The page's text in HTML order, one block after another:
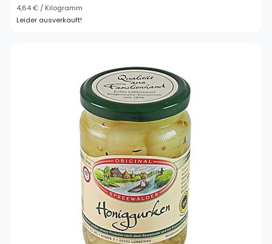
4,64 € / Kilogramm
Leider ausverkauft!